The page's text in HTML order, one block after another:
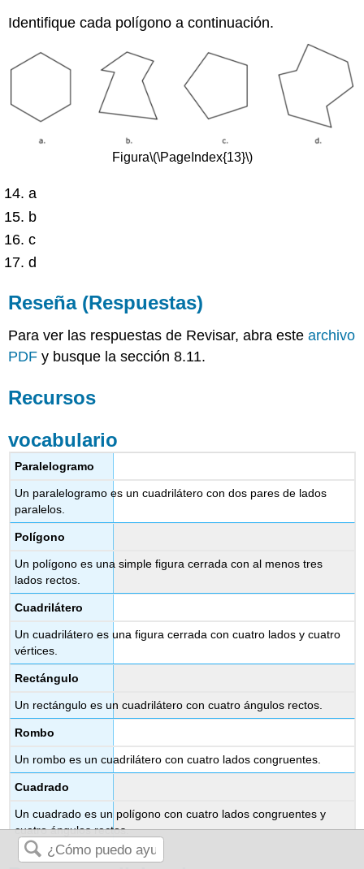
Identifique cada polígono a continuación.
Figura\(\PageIndex{13}\)
a
b
c
d
Reseña (Respuestas)
Para ver las respuestas de Revisar, abra estearchivo
PDF y busque la sección 8.11.
Recursos
vocabulario
Paralelogramo
Un paralelogramo es un cuadrilátero con dos pares de lados
paralelos.
Polígono
Un polígono es una simple figura cerrada con al menos tres
lados rectos.
Cuadrilátero
Un cuadrilátero es una figura cerrada con cuatro lados y cuatro
vértices.
Rectángulo
Un rectángulo es un cuadrilátero con cuatro ángulos rectos.
Rombo
Un rombo es un cuadrilátero con cuatro lados congruentes.
Cuadrado
Un cuadrado es un polígono con cuatro lados congruentes y
cuatro ángulos rectos.